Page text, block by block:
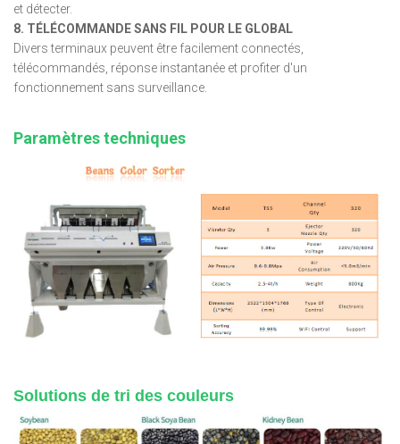
et détecter.
8. TÉLÉCOMMANDE SANS FIL POUR LE GLOBAL
Divers terminaux peuvent être facilement connectés,
télécommandés, réponse instantanée et profiter d'un
fonctionnement sans surveillance.
Paramètres techniques
Solutions de tri des couleurs